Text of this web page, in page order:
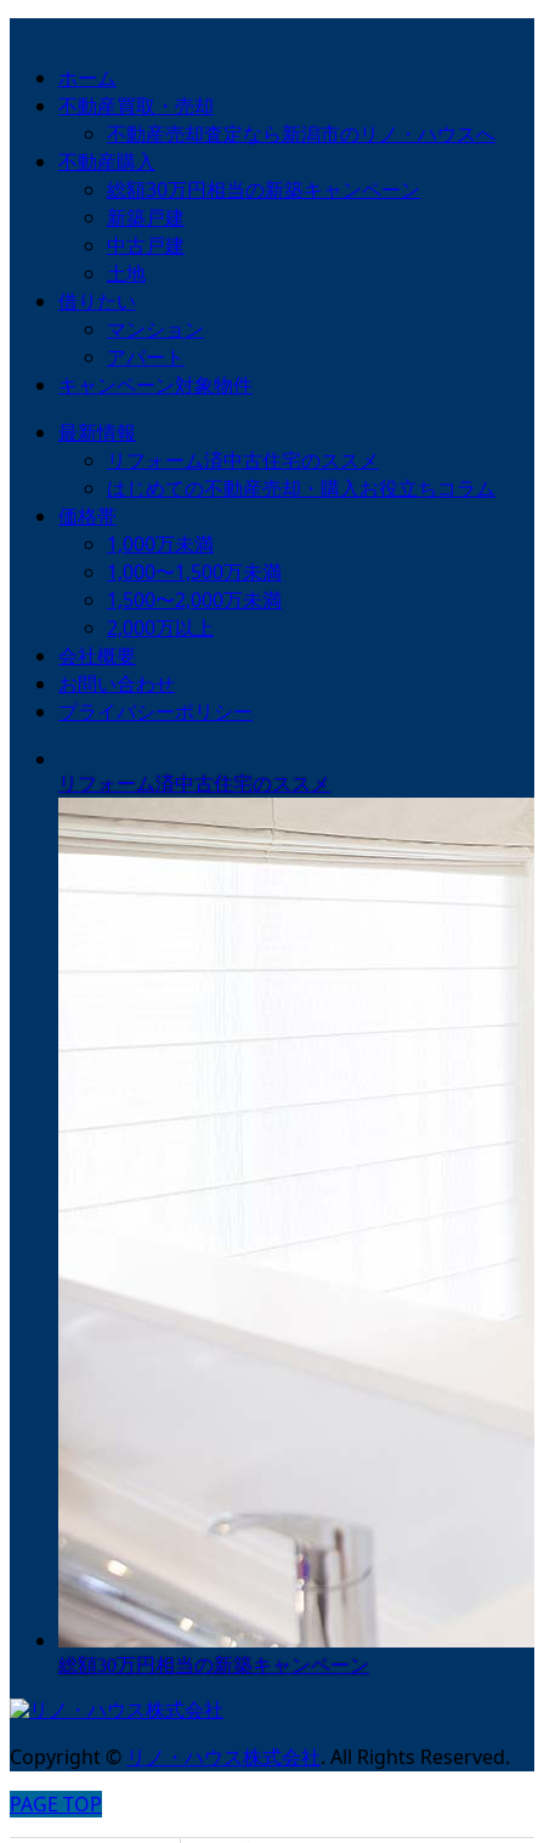
ホーム
不動産買取・売却
不動産売却査定なら新潟市のリノ・ハウスへ
不動産購入
総額30万円相当の新築キャンペーン
新築戸建
中古戸建
土地
借りたい
マンション
アパート
キャンペーン対象物件
最新情報
リフォーム済中古住宅のススメ
はじめての不動産売却・購入お役立ちコラム
価格帯
1,000万未満
1,000〜1,500万未満
1,500〜2,000万未満
2,000万以上
会社概要
お問い合わせ
プライバシーポリシー
リフォーム済中古住宅のススメ
総額30万円相当の新築キャンペーン
Copyright © リノ・ハウス株式会社. All Rights Reserved.
PAGE TOP